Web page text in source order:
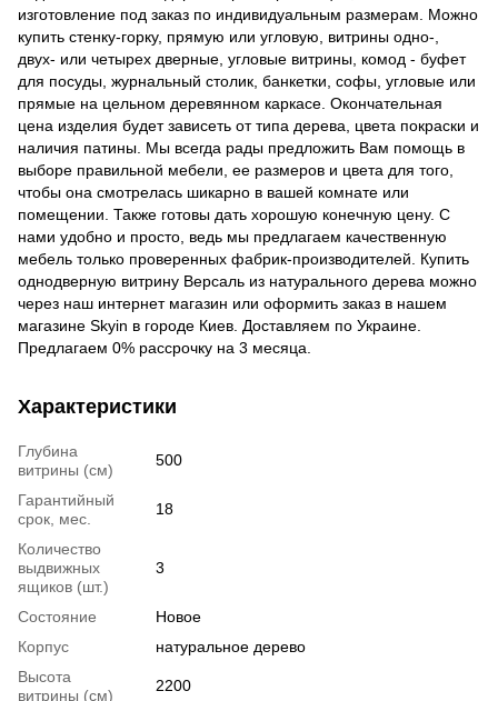
изготовление под заказ по индивидуальным размерам. Можно
купить стенку-горку, прямую или угловую, витрины одно-,
двух- или четырех дверные, угловые витрины, комод - буфет
для посуды, журнальный столик, банкетки, софы, угловые или
прямые на цельном деревянном каркасе. Окончательная
цена изделия будет зависеть от типа дерева, цвета покраски и
наличия патины. Мы всегда рады предложить Вам помощь в
выборе правильной мебели, ее размеров и цвета для того,
чтобы она смотрелась шикарно в вашей комнате или
помещении. Также готовы дать хорошую конечную цену. С
нами удобно и просто, ведь мы предлагаем качественную
мебель только проверенных фабрик-производителей. Купить
однодверную витрину Версаль из натурального дерева можно
через наш интернет магазин или оформить заказ в нашем
магазине Skyin в городе Киев. Доставляем по Украине.
Предлагаем 0% рассрочку на 3 месяца.
Характеристики
Глубина
витрины (см)
500
Гарантийный
срок, мес.
18
Количество
выдвижных
ящиков (шт.)
3
Состояние
Новое
Корпус
натуральное дерево
Высота
витрины (см)
2200